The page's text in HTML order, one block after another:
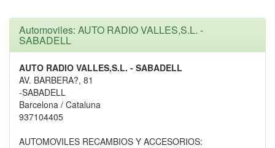
Automoviles: AUTO RADIO VALLES,S.L. -
SABADELL
AUTO RADIO VALLES,S.L. - SABADELL
AV. BARBERA?, 81
-SABADELL
Barcelona / Cataluna
937104405
AUTOMOVILES RECAMBIOS Y ACCESORIOS: